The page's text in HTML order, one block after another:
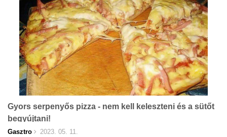
Gyors serpenyős pizza - nem kell keleszteni és a sütőt
begyújtani!
Gasztro 2023. 05. 11.